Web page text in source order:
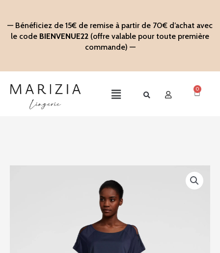
contenu
— Bénéficiez de 15€ de remise à partir de 70€ d’achat avec
le code BIENVENUE22 (offre valable pour toute première
commande) —
Main
0
Panier